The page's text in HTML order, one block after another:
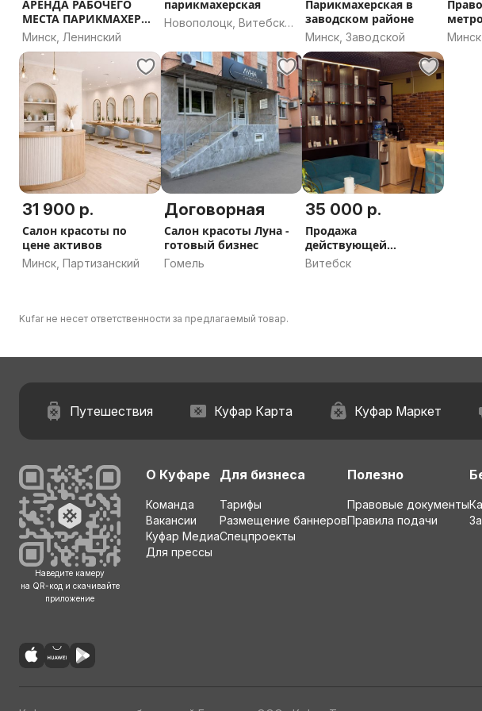
АРЕНДА РАБОЧЕГО
МЕСТА ПАРИКМАХЕРА
В САЛОНЕ КРАСОТЫ
Минск, Ленинский
парикмахерская
Новополоцк, Витебская
Парикмахерская в
заводском районе
Минск, Заводской
31 900 р.
Салон красоты по
цене активов
Минск, Партизанский
Договорная
Салон красоты Луна -
готовый бизнес
Гомель
35 000 р.
Продажа
действующей
косметологии «Без
Витебск
Kufar не несет ответственности за предлагаемый товар.
Путешествия Куфар Карта Куфар Маркет
Наведите камеру
на QR-код и скачивайте
приложение
О Куфаре
Команда
Вакансии
Куфар Медиа
Для прессы
Для бизнеса
Тарифы
Размещение баннеров
Спецпроекты
Полезно
Правовые документы
Правила подачи